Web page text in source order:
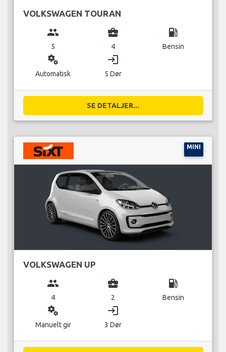
VOLKSWAGEN TOURAN
group
5
business_center
4
local_gas_station
Bensin
miscellaneous_services
Automatisk
login
5 Dør
SE DETALJER...
MINI
VOLKSWAGEN UP
group
4
business_center
2
local_gas_station
Bensin
miscellaneous_services
Manuelt gir
login
3 Dør